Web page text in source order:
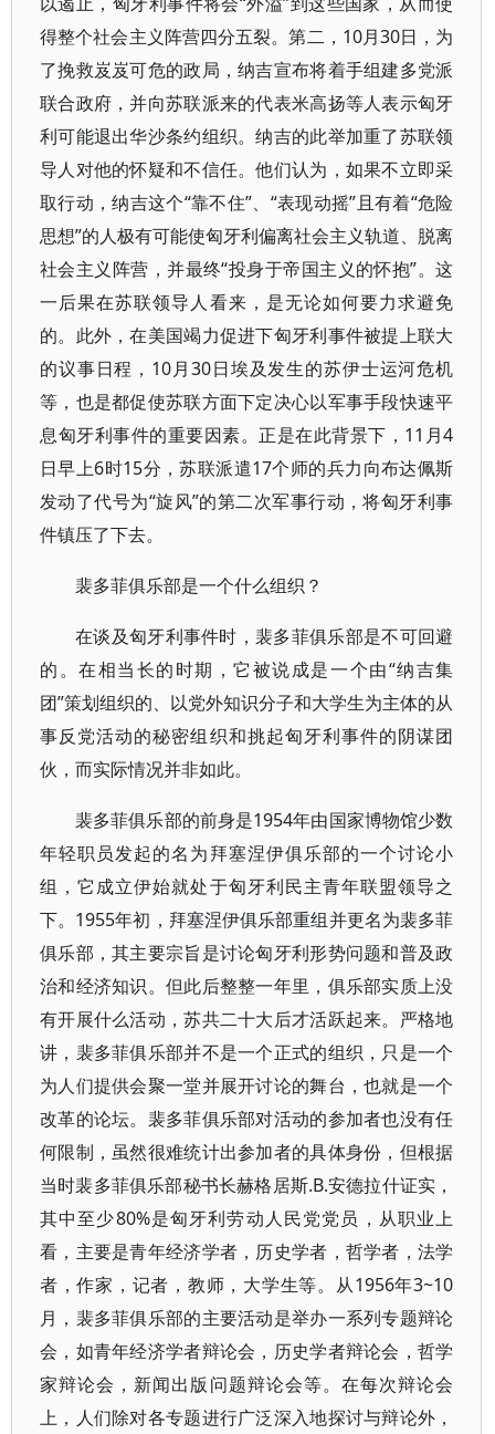
得整个社会主义阵营四分五裂。第二，10月30日，为
了挽救岌岌可危的政局，纳吉宣布将着手组建多党派
联合政府，并向苏联派来的代表米高扬等人表示匈牙
利可能退出华沙条约组织。纳吉的此举加重了苏联领
导人对他的怀疑和不信任。他们认为，如果不立即采
取行动，纳吉这个“靠不住”、“表现动摇”且有着“危险
思想”的人极有可能使匈牙利偏离社会主义轨道、脱离
社会主义阵营，并最终“投身于帝国主义的怀抱”。这
一后果在苏联领导人看来，是无论如何要力求避免
的。此外，在美国竭力促进下匈牙利事件被提上联大
的议事日程，10月30日埃及发生的苏伊士运河危机
等，也是都促使苏联方面下定决心以军事手段快速平
息匈牙利事件的重要因素。正是在此背景下，11月4
日早上6时15分，苏联派遣17个师的兵力向布达佩斯
发动了代号为“旋风”的第二次军事行动，将匈牙利事
件镇压了下去。
裴多菲俱乐部是一个什么组织？
在谈及匈牙利事件时，裴多菲俱乐部是不可回避
的。在相当长的时期，它被说成是一个由“纳吉集
团”策划组织的、以党外知识分子和大学生为主体的从
事反党活动的秘密组织和挑起匈牙利事件的阴谋团
伙，而实际情况并非如此。
裴多菲俱乐部的前身是1954年由国家博物馆少数
年轻职员发起的名为拜塞涅伊俱乐部的一个讨论小
组，它成立伊始就处于匈牙利民主青年联盟领导之
下。1955年初，拜塞涅伊俱乐部重组并更名为裴多菲
俱乐部，其主要宗旨是讨论匈牙利形势问题和普及政
治和经济知识。但此后整整一年里，俱乐部实质上没
有开展什么活动，苏共二十大后才活跃起来。严格地
讲，裴多菲俱乐部并不是一个正式的组织，只是一个
为人们提供会聚一堂并展开讨论的舞台，也就是一个
改革的论坛。裴多菲俱乐部对活动的参加者也没有任
何限制，虽然很难统计出参加者的具体身份，但根据
当时裴多菲俱乐部秘书长赫格居斯.B.安德拉什证实，
其中至少80%是匈牙利劳动人民党党员，从职业上
看，主要是青年经济学者，历史学者，哲学者，法学
者，作家，记者，教师，大学生等。从1956年3~10
月，裴多菲俱乐部的主要活动是举办一系列专题辩论
会，如青年经济学者辩论会，历史学者辩论会，哲学
家辩论会，新闻出版问题辩论会等。在每次辩论会
上，人们除对各专题进行广泛深入地探讨与辩论外，